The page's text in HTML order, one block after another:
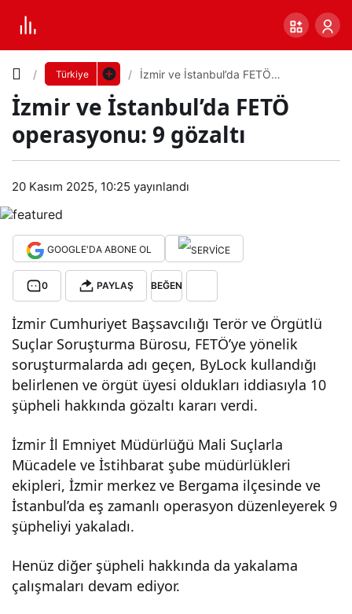
Türkiye
İzmir ve İstanbul’da FETÖ
İzmir ve İstanbul’da FETÖ
operasyonu: 9 gözaltı
20 Kasım 2025, 10:25 yayınlandı
GOOGLE'DA ABONE OL
0 PAYLAŞ BEĞEN
İzmir Cumhuriyet Başsavcılığı Terör ve Örgütlü
Suçlar Soruşturma Bürosu, FETÖ’ye yönelik
soruşturmalarda adı geçen, ByLock kullandığı
belirlenen ve örgüt üyesi oldukları iddiasıyla 10
şüpheli hakkında gözaltı kararı verdi.
İzmir İl Emniyet Müdürlüğü Mali Suçlarla
Mücadele ve İstihbarat şube müdürlükleri
ekipleri, İzmir merkez ve Bergama ilçesinde ve
İstanbul’da eş zamanlı operasyon düzenleyerek 9
şüpheliyi yakaladı.
Henüz diğer şüpheli hakkında da yakalama
çalışmaları devam ediyor.
İzmi
İsta
nbul
’da
FET
ope
rasy
: 9
Yazı
Boyutunu
Küçük 100% Dev
Varsayılana
dön